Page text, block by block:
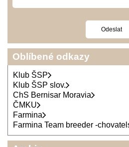
Oblíbené odkazy
Klub ŠSP
Klub ŠSP slov.
ChS Bernisar Moravia
ČMKU
Farmina
Farmina Team breeder -